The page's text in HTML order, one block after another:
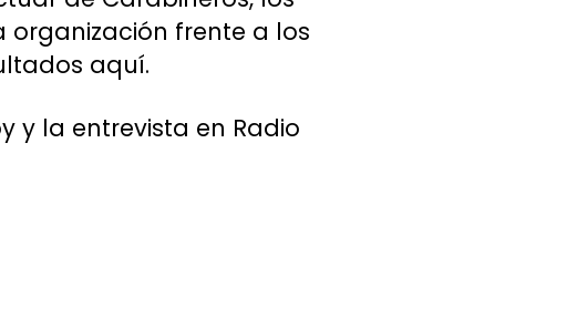
frente a los
aquí.
y la entrevista en Radio